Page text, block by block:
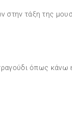
στην τάξη της
όπως κάνω